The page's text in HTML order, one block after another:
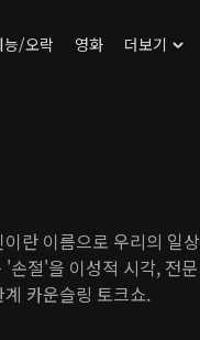
능/오락 영화 더보기
란 이름으로 우리의 일상
손절'을 이성적 시각, 전문
카운슬링 토크쇼.